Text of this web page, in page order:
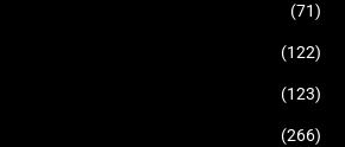
(71)
(122)
(123)
(266)